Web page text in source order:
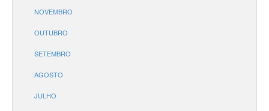
NOVEMBRO
OUTUBRO
SETEMBRO
AGOSTO
JULHO